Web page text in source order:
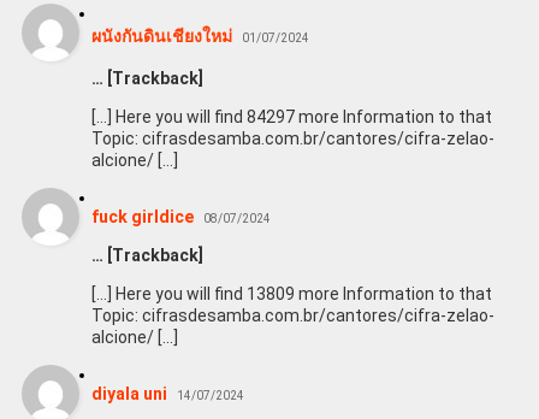
ผนังกันดินเชียงใหม่ 01/07/2024
… [Trackback]
[…] Here you will find 84297 more Information to that
Topic: cifrasdesamba.com.br/cantores/cifra-zelao-
alcione/ […]
fuck girldice 08/07/2024
… [Trackback]
[…] Here you will find 13809 more Information to that
Topic: cifrasdesamba.com.br/cantores/cifra-zelao-
alcione/ […]
diyala uni 14/07/2024